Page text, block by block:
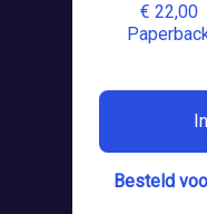
€ 22,00
Besteld